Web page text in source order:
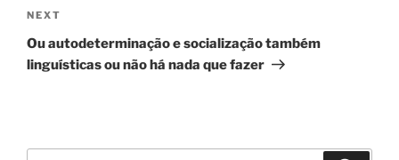
Next
Post
NEXT
Ou autodeterminação e socialização também
linguísticas ou não há nada que fazer